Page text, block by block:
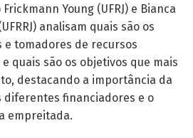
Young (UFRJ) e Bianca
analisam quais são os
tomadores de recursos
quais são os objetivos que mais
destacando a importância da
diferentes financiadores e o
empreitada.